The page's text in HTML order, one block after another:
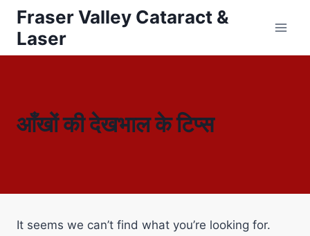
Fraser Valley Cataract &
Laser
आँखों की देखभाल के टिप्स
It seems we can’t find what you’re looking for.